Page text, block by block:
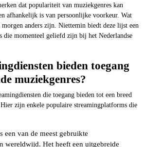
dat populariteit van muziekgenres kan
afhankelijk is van persoonlijke voorkeur. Wat
anders zijn. Niettemin biedt deze lijst een
die momenteel geliefd zijn bij het Nederlandse
bieden toegang
muziekgenres?
die toegang bieden tot een breed
Hier zijn enkele populaire streamingplatforms die
een van de meest gebruikte
wereldwijd. Het heeft een uitgebreide